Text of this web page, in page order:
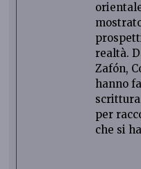
realtà.
Zafón,
hanno
per
che si